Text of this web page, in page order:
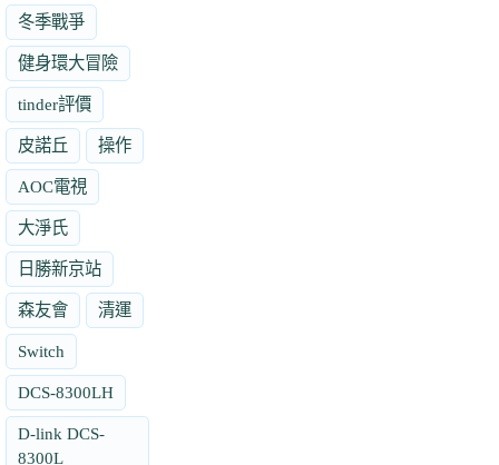
冬季戰爭
健身環大冒險
tinder評價
皮諾丘 操作
AOC電視
大淨氏
日勝新京站
森友會 清運
Switch
DCS-8300LH
D-link DCS-
8300L